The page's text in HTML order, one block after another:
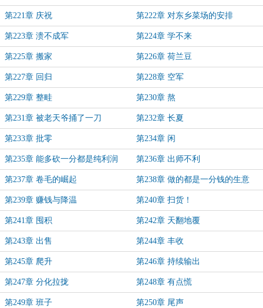
第221章 庆祝 第222章 对东乡菜场的安排
第223章 溃不成军 第224章 学不来
第225章 搬家 第226章 荷兰豆
第227章 回归 第228章 空军
第229章 整畦 第230章 熬
第231章 被老天爷捅了一刀 第232章 长夏
第233章 批零 第234章 闲
第235章 能多砍一分都是纯利润 第236章 出师不利
第237章 卷毛的崛起 第238章 做的都是一分钱的生意
第239章 赚钱与降温 第240章 扫货！
第241章 囤积 第242章 天翻地覆
第243章 出售 第244章 丰收
第245章 爬升 第246章 持续输出
第247章 分化拉拢 第248章 有点慌
第249章 班子 第250章 尾声